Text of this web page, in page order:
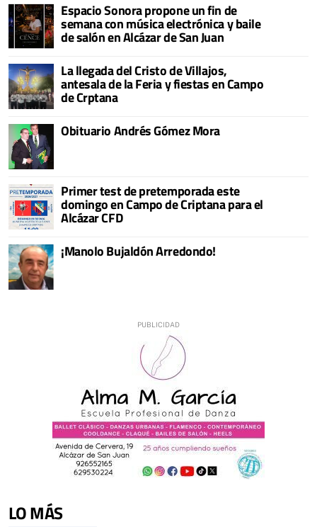
Espacio Sonora propone un fin de
semana con música electrónica y baile
de salón en Alcázar de San Juan
La llegada del Cristo de Villajos,
antesala de la Feria y fiestas en Campo
de Crptana
Obituario Andrés Gómez Mora
Primer test de pretemporada este
domingo en Campo de Criptana para el
Alcázar CFD
¡Manolo Bujaldón Arredondo!
LO MÁS